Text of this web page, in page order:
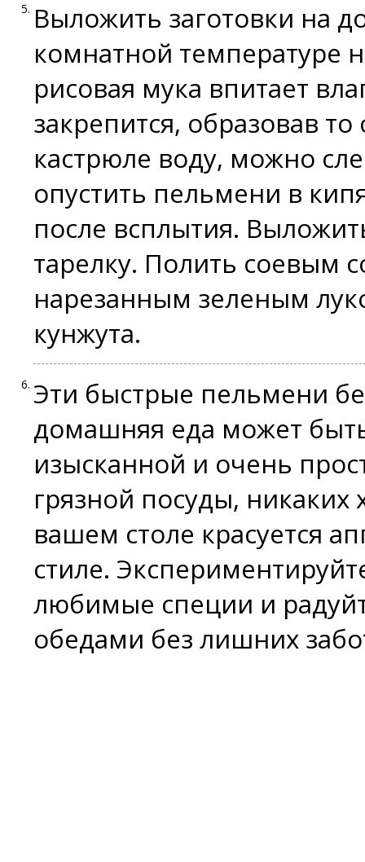
Выложить заготовки на
комнатной температуре
рисовая мука впитает
закрепится, образовав
кастрюле воду, можно
опустить пельмени в
после всплытия.
тарелку. Полить соевым
нарезанным зеленым
кунжута.
Эти быстрые пельмени
домашняя еда может
изысканной и очень
грязной посуды, никаких
вашем столе красуется
стиле.
любимые специи и
обедами без лишних